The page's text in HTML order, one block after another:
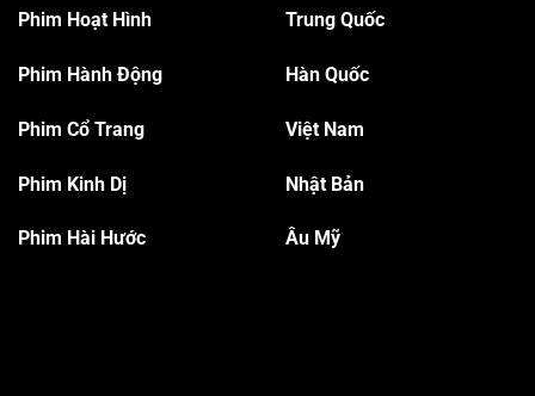
Phim Hoạt Hình
Phim Hành Động
Phim Cổ Trang
Phim Kinh Dị
Phim Hài Hước
Trung Quốc
Hàn Quốc
Việt Nam
Nhật Bản
Âu Mỹ